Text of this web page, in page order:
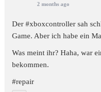
2 months ago
Der #xboxcontroller sah
Game. Aber ich habe ein
Was meint ihr? Haha, war
bekommen.
#repair